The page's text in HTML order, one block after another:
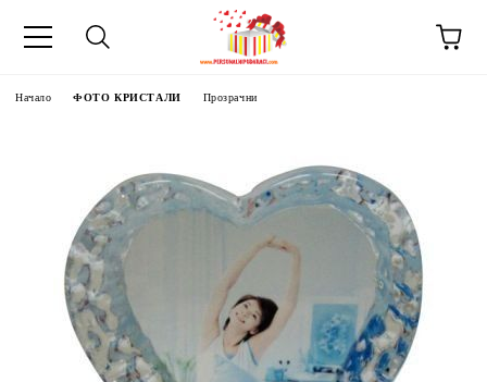
Начало ФОТО КРИСТАЛИ Прозрачни